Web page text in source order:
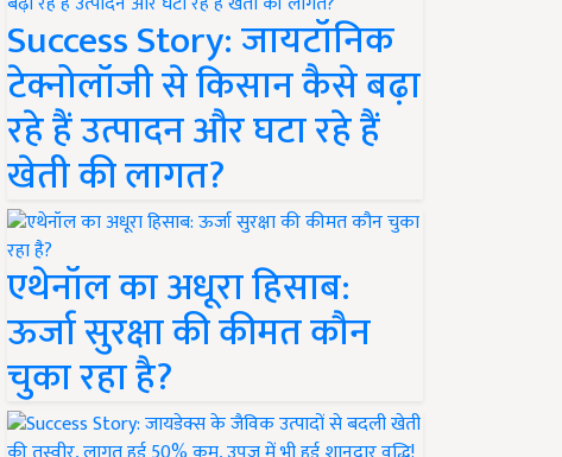
Success Story: जायटॉनिक
टेक्नोलॉजी से किसान कैसे बढ़ा
रहे हैं उत्पादन और घटा रहे हैं
खेती की लागत?
एथेनॉल का अधूरा हिसाब:
ऊर्जा सुरक्षा की कीमत कौन
चुका रहा है?